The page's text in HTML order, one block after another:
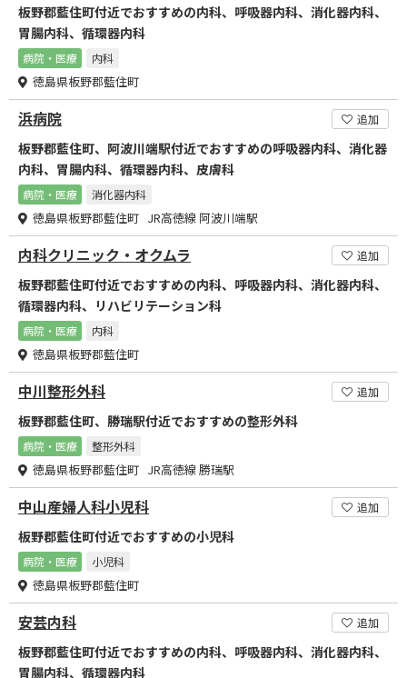
板野郡藍住町付近でおすすめの内科、呼吸器内科、消化器内科、
胃腸内科、循環器内科
病院・医療 内科
徳島県板野郡藍住町
浜病院 追加
板野郡藍住町、阿波川端駅付近でおすすめの呼吸器内科、消化器
内科、胃腸内科、循環器内科、皮膚科
病院・医療 消化器内科
徳島県板野郡藍住町 JR高徳線 阿波川端駅
内科クリニック・オクムラ 追加
板野郡藍住町付近でおすすめの内科、呼吸器内科、消化器内科、
循環器内科、リハビリテーション科
病院・医療 内科
徳島県板野郡藍住町
中川整形外科 追加
板野郡藍住町、勝瑞駅付近でおすすめの整形外科
病院・医療 整形外科
徳島県板野郡藍住町 JR高徳線 勝瑞駅
中山産婦人科小児科 追加
板野郡藍住町付近でおすすめの小児科
病院・医療 小児科
徳島県板野郡藍住町
安芸内科 追加
板野郡藍住町付近でおすすめの内科、呼吸器内科、消化器内科、
胃腸内科、循環器内科